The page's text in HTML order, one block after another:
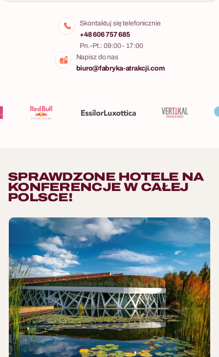
Skontaktuj się telefonicznie
+48 606 757 685
Pn.-Pt.: 09:00 - 17:00
Napisz do nas
biuro@fabryka-atrakcji.com
SPRAWDZONE HOTELE NA
KONFERENCJE W CAŁEJ
POLSCE!